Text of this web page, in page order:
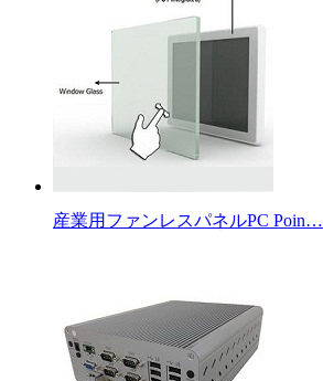
産業用ファンレスパネルPC Poin…